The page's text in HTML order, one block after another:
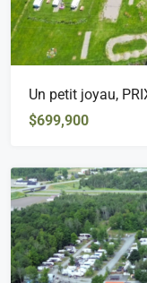
Un petit joyau,
$699,900